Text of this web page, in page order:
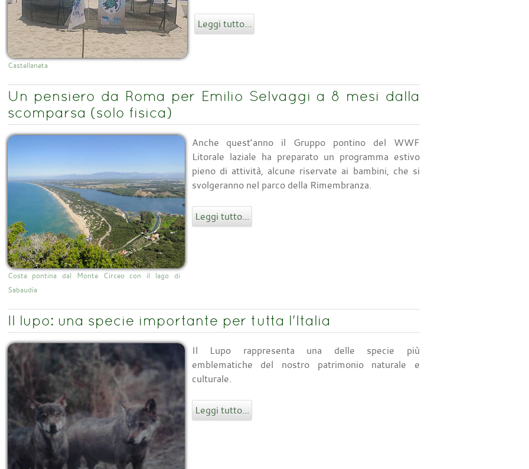
Castellaneta
Leggi tutto...
Un pensiero da Roma per Emilio Selvaggi a 8 mesi dalla
scomparsa (solo fisica)
Costa pontina dal Monte Circeo con il lago di
Sabaudia
Anche quest’anno il Gruppo pontino del WWF
Litorale laziale ha preparato un programma estivo
pieno di attività, alcune riservate ai bambini, che si
svolgeranno nel parco della Rimembranza.
Leggi tutto...
Il lupo: una specie importante per tutta l'Italia
Il Lupo rappresenta una delle specie più
emblematiche del nostro patrimonio naturale e
culturale.
Leggi tutto...